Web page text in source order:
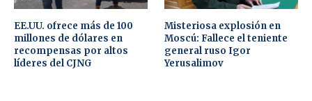
EE.UU. ofrece más de 100
millones de dólares en
recompensas por altos
líderes del CJNG
Misteriosa explosión en
Moscú: Fallece el teniente
general ruso Igor
Yerusalimov